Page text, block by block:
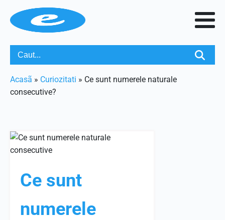
Acasã » Curiozitati » Ce sunt numerele naturale
consecutive?
Ce sunt
numerele